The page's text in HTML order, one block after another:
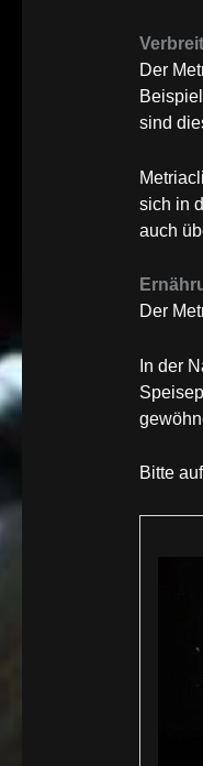
Der
sind
sich in
auch
Der
In der
Bitte